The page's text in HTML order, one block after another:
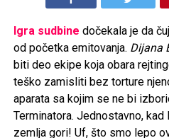
Igra sudbine dočekala je da
od početka emitovanja. Dijana
biti deo ekipe koja obara
teško zamisliti bez torture
aparata sa kojim se ne bi
Terminatora. Jednostavno,
zemlja gori! Uf, što smo lepo